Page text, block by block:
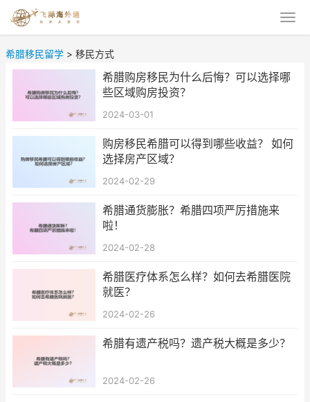
希腊移民留学 > 移民方式
希腊购房移民为什么后悔？可以选择哪
些区域购房投资？
2024-03-01
购房移民希腊可以得到哪些收益？ 如何
选择房产区域？
2024-02-29
希腊通货膨胀？希腊四项严厉措施来
啦！
2024-02-28
希腊医疗体系怎么样？如何去希腊医院
就医？
2024-02-26
希腊有遗产税吗？遗产税大概是多少？
2024-02-26